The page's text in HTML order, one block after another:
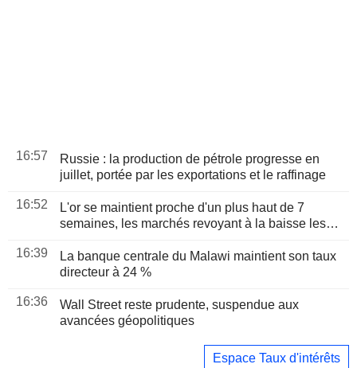
16:57
Russie : la production de pétrole progresse en
juillet, portée par les exportations et le raffinage
16:52
L'or se maintient proche d'un plus haut de 7
semaines, les marchés revoyant à la baisse les
16:39
La banque centrale du Malawi maintient son taux
directeur à 24 %
16:36
Wall Street reste prudente, suspendue aux
avancées géopolitiques
Espace Taux d'intérêts